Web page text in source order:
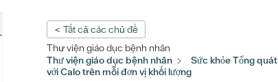
< Tất cả các chủ đề
Thư viện giáo dục bệnh nhân
Thư viện giáo dục bệnh nhân
Sức khỏe Tổng quát
với Calo trên mỗi đơn vị khối lượng